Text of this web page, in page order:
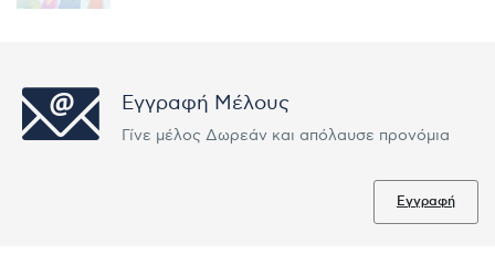
Εγγραφή Μέλους
Γίνε μέλος Δωρεάν και απόλαυσε προνόμια
Εγγραφή